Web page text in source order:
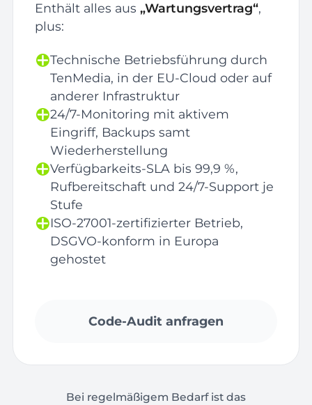
Enthält alles aus „Wartungsvertrag“,
plus:
Technische Betriebsführung durch
TenMedia, in der EU-Cloud oder auf
anderer Infrastruktur
24/7-Monitoring mit aktivem
Eingriff, Backups samt
Wiederherstellung
Verfügbarkeits-SLA bis 99,9 %,
Rufbereitschaft und 24/7-Support je
Stufe
ISO-27001-zertifizierter Betrieb,
DSGVO-konform in Europa
gehostet
Code-Audit anfragen
Bei regelmäßigem Bedarf ist das